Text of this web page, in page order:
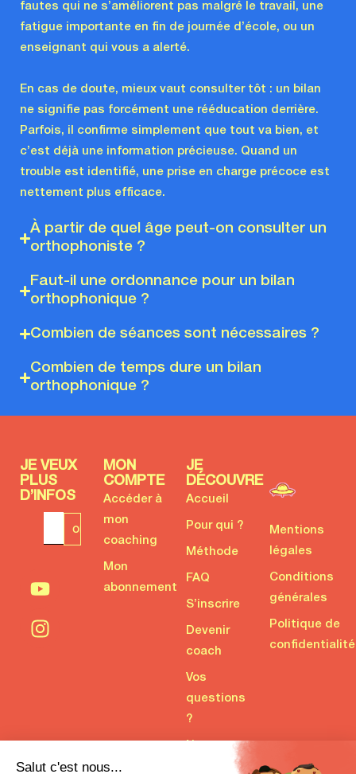
fautes qui ne s’améliorent pas malgré le travail, une
fatigue importante en fin de journée d’école, ou un
enseignant qui vous a alerté.
En cas de doute, mieux vaut consulter tôt : un bilan
ne signifie pas forcément une rééducation derrière.
Parfois, il confirme simplement que tout va bien, et
c’est déjà une information précieuse. Quand un
trouble est identifié, une prise en charge précoce est
nettement plus efficace.
À partir de quel âge peut-on consulter un
orthophoniste ?
Faut-il une ordonnance pour un bilan
orthophonique ?
Combien de séances sont nécessaires ?
Combien de temps dure un bilan
orthophonique ?
JE VEUX
PLUS
D’INFOS
MON
COMPTE
Accéder à
mon
coaching
Mon
abonnement
JE
DÉCOUVRE
Accueil
Pour qui ?
Méthode
FAQ
S’inscrire
Devenir
coach
Vos
questions
?
contacter
Mentions
légales
Conditions
générales
Politique de
confidentialité